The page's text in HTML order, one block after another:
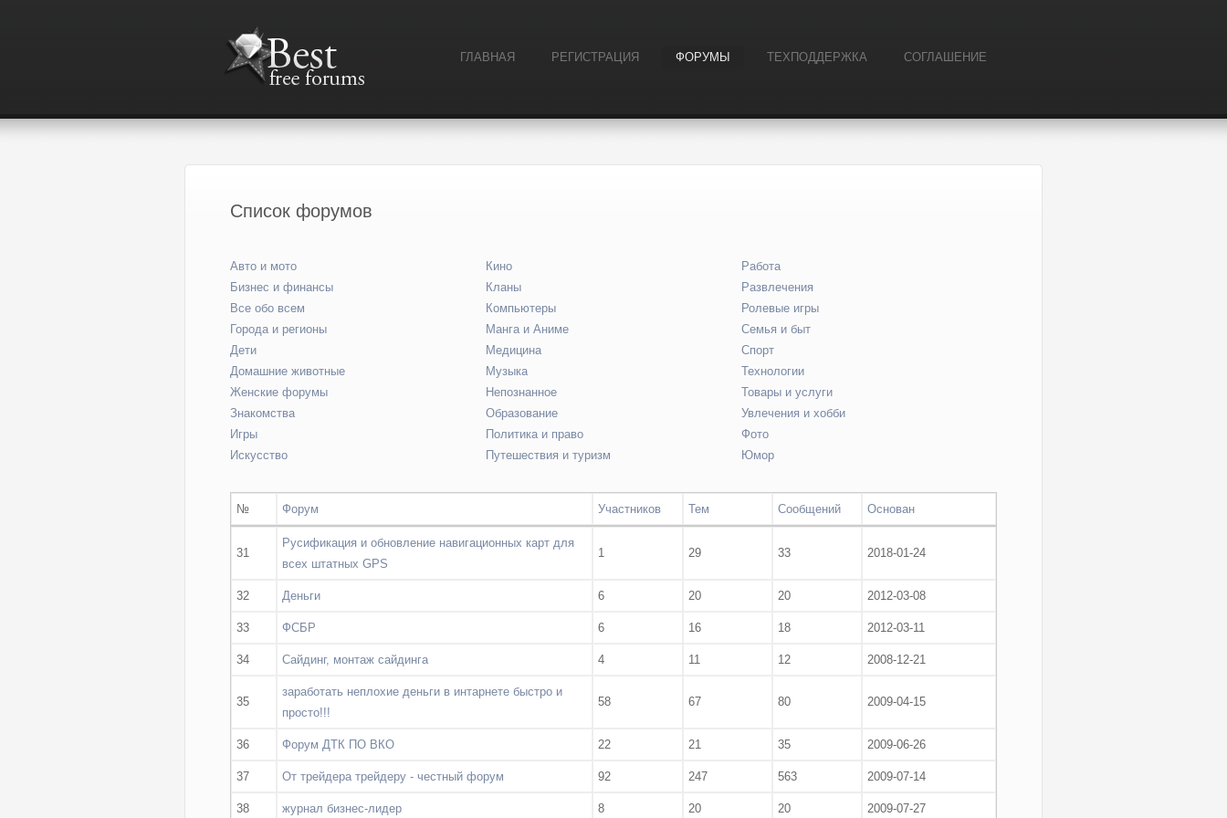
ГЛАВНАЯ РЕГИСТРАЦИЯ ФОРУМЫ ТЕХПОДДЕРЖКА СОГЛАШЕНИЕ
Список форумов
Авто и мото
Бизнес и финансы
Все обо всем
Города и регионы
Дети
Домашние животные
Женские форумы
Знакомства
Игры
Искусство
Кино
Кланы
Компьютеры
Манга и Аниме
Медицина
Музыка
Непознанное
Образование
Политика и право
Путешествия и туризм
Работа
Развлечения
Ролевые игры
Семья и быт
Спорт
Технологии
Товары и услуги
Увлечения и хобби
Фото
Юмор
№ Форум Участников Тем Сообщений Основан
31
Русификация и обновление навигационных карт для
всех штатных GPS
1 29 33 2018-01-24
32 Деньги 6 20 20 2012-03-08
33 ФСБР 6 16 18 2012-03-11
34 Сайдинг, монтаж сайдинга 4 11 12 2008-12-21
35
заработать неплохие деньги в интарнете быстро и
просто!!!
58 67 80 2009-04-15
36 Форум ДТК ПО ВКО 22 21 35 2009-06-26
37 От трейдера трейдеру - честный форум 92 247 563 2009-07-14
38 журнал бизнес-лидер 8 20 20 2009-07-27